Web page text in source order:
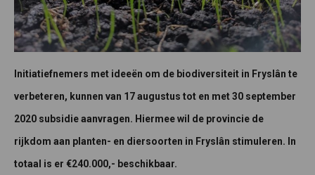
Initiatiefnemers met ideeën om de biodiversiteit in Fryslân te
verbeteren, kunnen van 17 augustus tot en met 30 september
2020 subsidie aanvragen. Hiermee wil de provincie de
rijkdom aan planten- en diersoorten in Fryslân stimuleren. In
totaal is er €240.000,- beschikbaar.